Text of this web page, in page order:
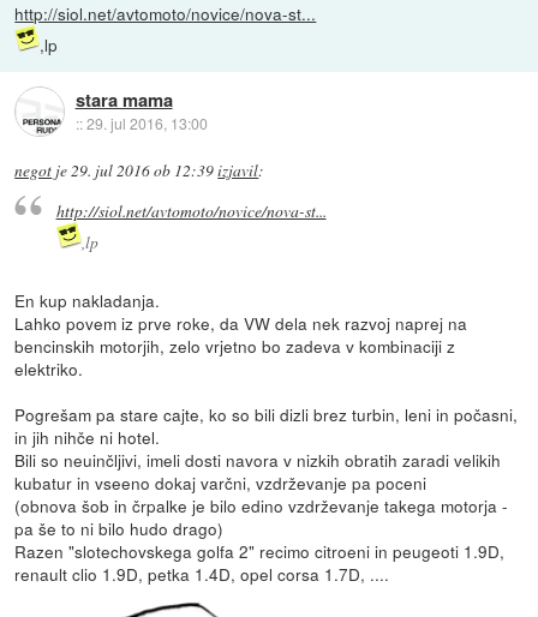
http://siol.net/avtomoto/novice/nova-st...
,lp
stara mama
::29. jul 2016, 13:00
negot je29. jul 2016 ob 12:39izjavil:
http://siol.net/avtomoto/novice/nova-st...
,lp
En kup nakladanja.
Lahko povem iz prve roke, da VW dela nek razvoj naprej na
bencinskih motorjih, zelo vrjetno bo zadeva v kombinaciji z
elektriko.
Pogrešam pa stare cajte, ko so bili dizli brez turbin, leni in počasni,
in jih nihče ni hotel.
Bili so neuinčljivi, imeli dosti navora v nizkih obratih zaradi velikih
kubatur in vseeno dokaj varčni, vzdrževanje pa poceni
(obnova šob in črpalke je bilo edino vzdrževanje takega motorja -
pa še to ni bilo hudo drago)
Razen "slotechovskega golfa 2" recimo citroeni in peugeoti 1.9D,
renault clio 1.9D, petka 1.4D, opel corsa 1.7D, ....